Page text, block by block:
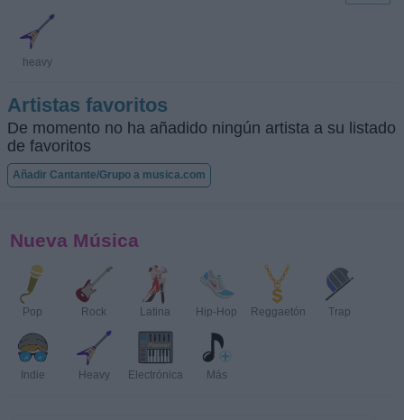
heavy
Artistas favoritos
De momento no ha añadido ningún artista a su listado
de favoritos
Añadir Cantante/Grupo a musica.com
Nueva Música
Pop Rock Latina Hip-Hop Reggaetón Trap
Indie Heavy Electrónica Más